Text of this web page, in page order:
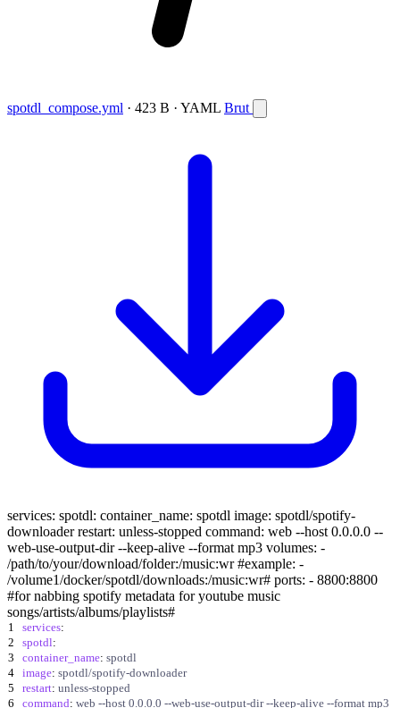
spotdl_compose.yml · 423 B · YAML Brut
services: spotdl: container_name: spotdl image: spotdl/spotify-
downloader restart: unless-stopped command: web --host 0.0.0.0 --
web-use-output-dir --keep-alive --format mp3 volumes: -
/path/to/your/download/folder:/music:wr #example: -
/volume1/docker/spotdl/downloads:/music:wr# ports: - 8800:8800
#for nabbing spotify metadata for youtube music
songs/artists/albums/playlists#
1 services:
2
spotdl:
3
container_name: spotdl
4
image: spotdl/spotify-downloader
5
restart: unless-stopped
6
command: web --host 0.0.0.0 --web-use-output-dir --keep-alive --format mp3